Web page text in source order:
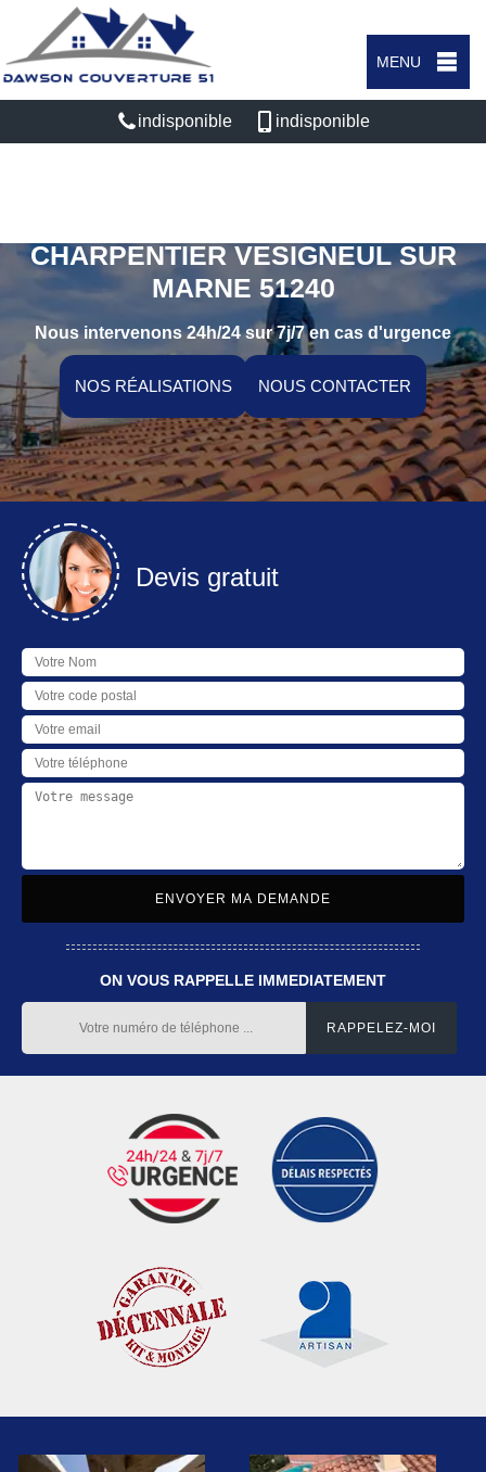
MENU
indisponible indisponible
CHARPENTIER VESIGNEUL SUR
MARNE 51240
Nous intervenons 24h/24 sur 7j/7 en cas d'urgence
NOS RÉALISATIONS NOUS CONTACTER
Devis gratuit
ON VOUS RAPPELLE IMMEDIATEMENT